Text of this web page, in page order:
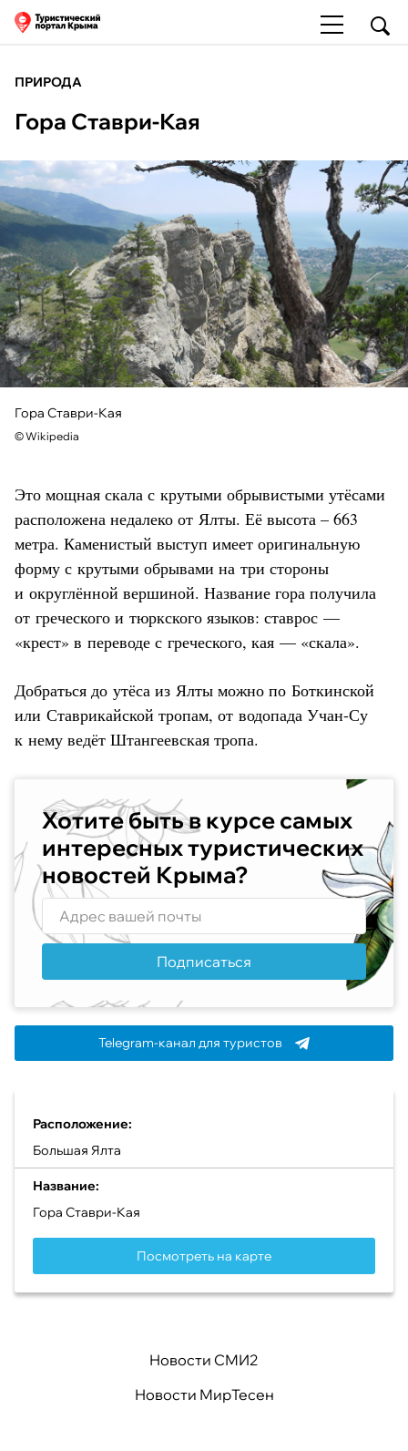
ПРИРОДА
Гора Ставри-Кая
Гора Ставри-Кая
©Wikipedia
Это мощная скала с крутыми обрывистыми утёсами
расположена недалеко от Ялты. Её высота – 663
метра. Каменистый выступ имеет оригинальную
форму с крутыми обрывами на три стороны
и округлённой вершиной. Название гора получила
от греческого и тюркского языков: ставрос —
«крест» в переводе с греческого, кая — «скала».
Добраться до утёса из Ялты можно по Боткинской
или Ставрикайской тропам, от водопада Учан-Су
к нему ведёт Штангеевская тропа.
Хотите быть в курсе самых
интересных туристических
новостей Крыма?
Подписаться
Telegram-канал для туристов
Расположение:
Большая Ялта
Название:
Гора Ставри-Кая
Посмотреть на карте
Новости СМИ2
Новости МирТесен